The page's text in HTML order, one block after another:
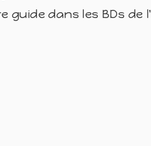
guide dans les BDs de